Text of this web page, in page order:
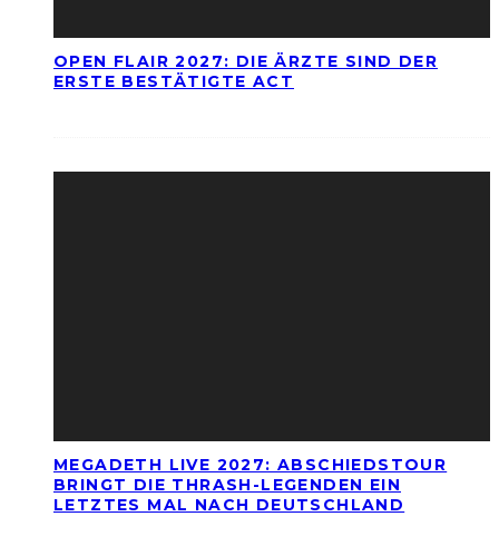
OPEN FLAIR 2027: DIE ÄRZTE SIND DER
ERSTE BESTÄTIGTE ACT
MEGADETH LIVE 2027: ABSCHIEDSTOUR
BRINGT DIE THRASH-LEGENDEN EIN
LETZTES MAL NACH DEUTSCHLAND